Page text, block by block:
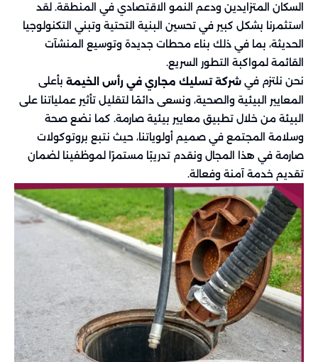
السكان المتزايدين ودعم النمو الاقتصادي في المنطقة. لقد
استثمرنا بشكل كبير في تحسين البنية التحتية وتبني التكنولوجيا
الحديثة، بما في ذلك بناء محطات جديدة وتوسيع المنشآت
القائمة لمواكبة التطور السريع.
نحن نلتزم في شركة تسليك مجاري في رأس الخيمة بأعلى
المعايير البيئية والصحية، ونسعى دائمًا لتقليل تأثير عملياتنا على
البيئة من خلال تطبيق معايير بيئية صارمة. كما نضع صحة
وسلامة المجتمع في صميم أولوياتنا، حيث نتبع بروتوكولات
صارمة في هذا المجال ونقدم تدريبًا مستمرًا لموظفينا لضمان
تقديم خدمة آمنة وفعالة.